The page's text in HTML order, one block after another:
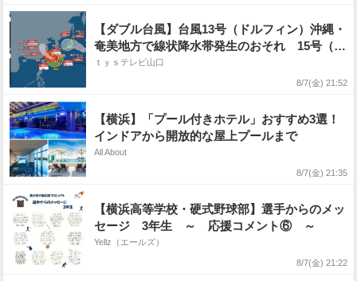
【ダブル台風】台風13号（ドルフィン）沖縄・
奄美地方で線状降水帯発生のおそれ 15号（チ
ャンホン）11日ごろに関東〜東北の上陸か 今
後の予想進路・雨と風のシミュレーションを見
ｔｙｓテレビ山口
8/7(金) 21:52
【横浜】「プール付きホテル」おすすめ3選！
インドアから開放的な屋上プールまで
All About
8/7(金) 21:35
【横浜高等学校・硬式野球部】選手からのメッ
セージ 3年生 ～ 応援コメント⑥ ～
Yellz（エールズ）
8/7(金) 21:22